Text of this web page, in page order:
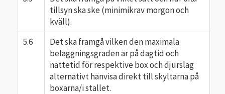
tillsyn ska ske (minimikrav morgon och
kväll).
5.6
Det ska framgå vilken den maximala
beläggningsgraden är på dagtid och
nattetid för respektive box och djurslag
alternativt hänvisa direkt till skyltarna på
boxarna/i stallet.